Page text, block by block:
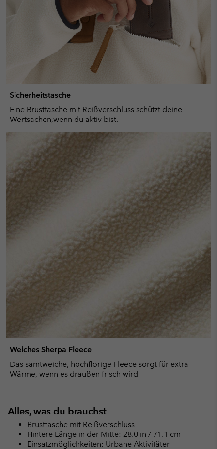
Sicherheitstasche
Eine Brusttasche mit Reißverschluss schützt deine
Wertsachen,wenn du aktiv bist.
Weiches Sherpa Fleece
Das samtweiche, hochflorige Fleece sorgt für extra
Wärme, wenn es draußen frisch wird.
Alles, was du brauchst
Brusttasche mit Reißverschluss
Hintere Länge in der Mitte: 28.0 in / 71.1 cm
Einsatzmöglichkeiten: Urbane Aktivitäten